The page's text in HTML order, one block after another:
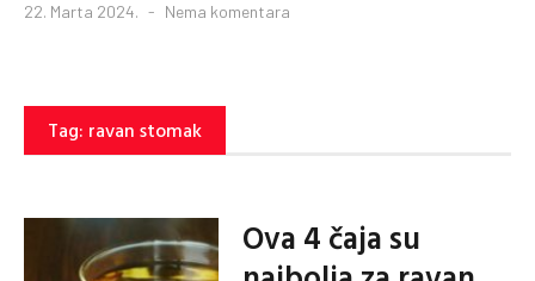
22. Marta 2024. Nema komentara
Tag: ravan stomak
Ova 4 čaja su